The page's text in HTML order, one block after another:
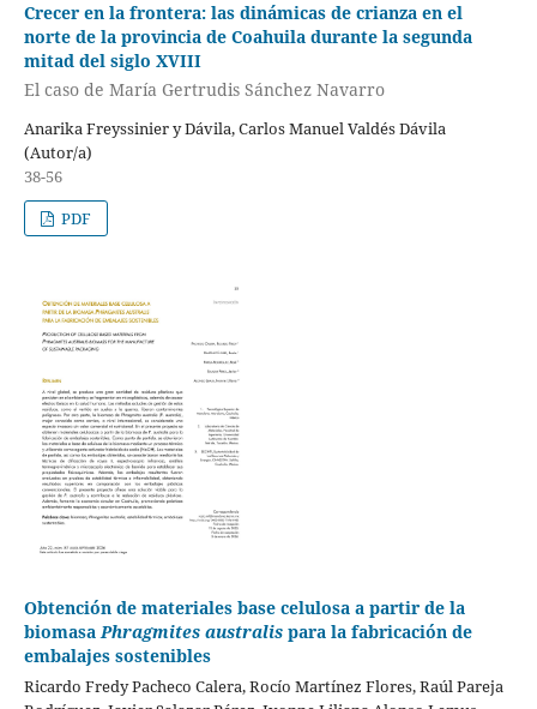
Crecer en la frontera: las dinámicas de crianza en el
norte de la provincia de Coahuila durante la segunda
mitad del siglo XVIII
El caso de María Gertrudis Sánchez Navarro
Anarika Freyssinier y Dávila, Carlos Manuel Valdés Dávila
(Autor/a)
38-56
PDF
Obtención de materiales base celulosa a partir de la
biomasa Phragmites australis para la fabricación de
embalajes sostenibles
Ricardo Fredy Pacheco Calera, Rocío Martínez Flores, Raúl Pareja